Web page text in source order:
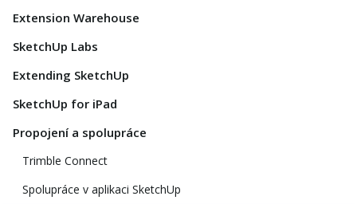
Extension Warehouse
SketchUp Labs
Extending SketchUp
SketchUp for iPad
Propojení a spolupráce
Trimble Connect
Spolupráce v aplikaci SketchUp